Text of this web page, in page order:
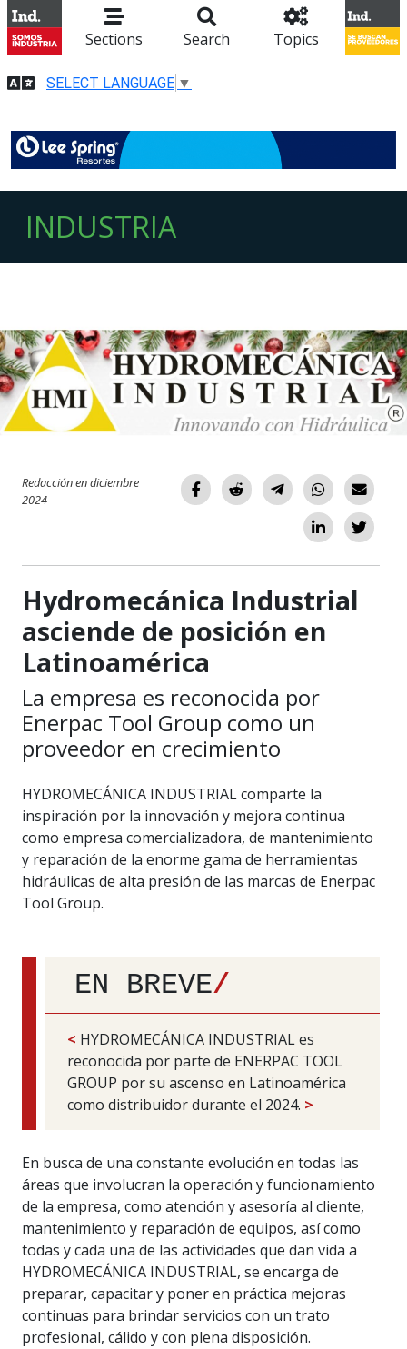
Sections Search Topics
SELECT LANGUAGE ▼
INDUSTRIA
Redacción en diciembre
2024
Hydromecánica Industrial
asciende de posición en
Latinoamérica
La empresa es reconocida por
Enerpac Tool Group como un
proveedor en crecimiento
HYDROMECÁNICA INDUSTRIAL comparte la
inspiración por la innovación y mejora continua
como empresa comercializadora, de mantenimiento
y reparación de la enorme gama de herramientas
hidráulicas de alta presión de las marcas de Enerpac
Tool Group.
EN BREVE/
< HYDROMECÁNICA INDUSTRIAL es
reconocida por parte de ENERPAC TOOL
GROUP por su ascenso en Latinoamérica
como distribuidor durante el 2024. >
En busca de una constante evolución en todas las
áreas que involucran la operación y funcionamiento
de la empresa, como atención y asesoría al cliente,
mantenimiento y reparación de equipos, así como
todas y cada una de las actividades que dan vida a
HYDROMECÁNICA INDUSTRIAL, se encarga de
preparar, capacitar y poner en práctica mejoras
continuas para brindar servicios con un trato
profesional, cálido y con plena disposición.